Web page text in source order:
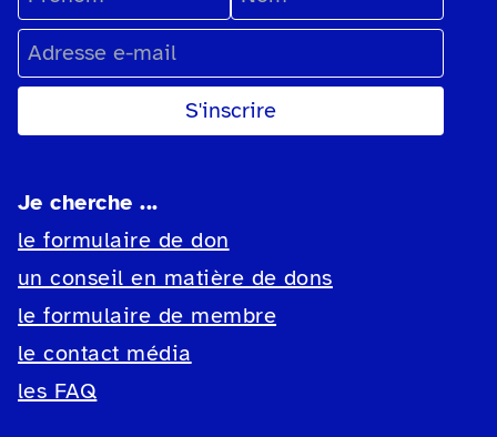
Adresse e-mail
Je cherche ...
le formulaire de don
un conseil en matière de dons
le formulaire de membre
le contact média
les FAQ